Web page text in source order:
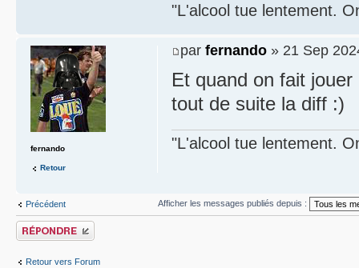
"L'alcool tue lentement.
par fernando » 21 Sep
Et quand on fait
tout de suite la diff :)
"L'alcool tue lentement.
fernando
Retour
Précédent Afficher les messages publiés depuis :
Publier une réponse
Retour vers Forum